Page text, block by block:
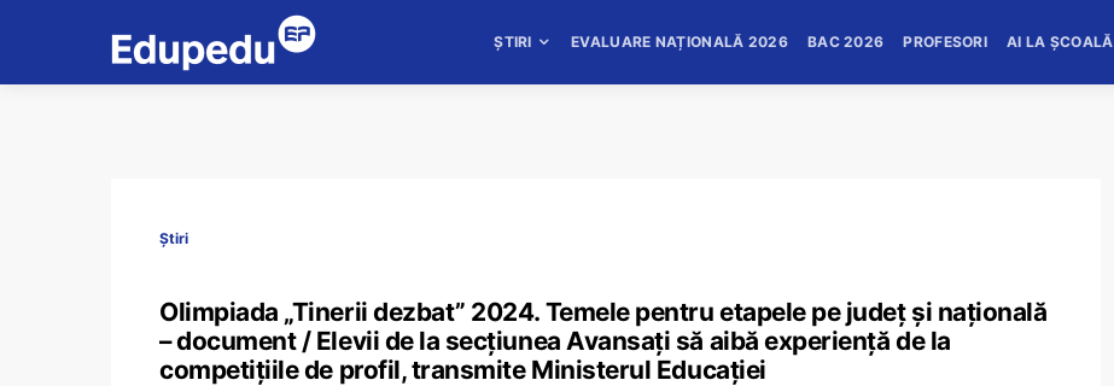
ȘTIRI EVALUARE NAȚIONALĂ 2026 BAC 2026 PROFESORI AI LA ȘCOALĂ
Știri
Olimpiada „Tinerii dezbat” 2024. Temele pentru etapele pe județ și națională
– document / Elevii de la secțiunea Avansați să aibă experiență de la
competițiile de profil, transmite Ministerul Educației